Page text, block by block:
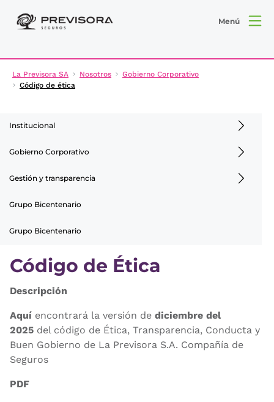
Menú
La Previsora SA Nosotros
Gobierno Corporativo
Código de ética
Institucional
Gobierno Corporativo
Gestión y transparencia
Grupo Bicentenario
Grupo Bicentenario
Código de Ética
Descripción
Aquí encontrará la versión de diciembre del
2025 del código de Ética, Transparencia, Conducta y
Buen Gobierno de La Previsora S.A. Compañía de
Seguros
PDF